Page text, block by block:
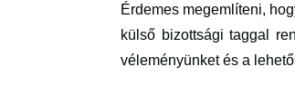
Érdemes megemlíteni,
külső bizottsági taggal
véleményünket és a